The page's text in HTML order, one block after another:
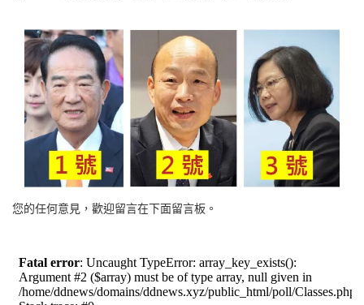
您的任何意見，歡迎留言在下面留言板。